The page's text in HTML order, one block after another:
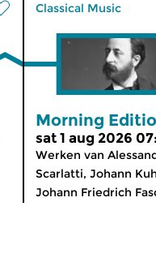
Classical Music
Morning
sat 1 aug 2026
Werken van
Scarlatti, Johann
Johann Friedrich